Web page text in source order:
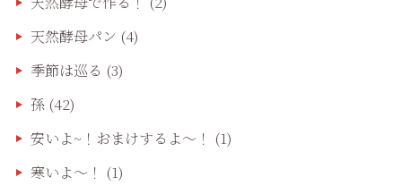
天然酵母パン (4)
季節は巡る (3)
孫(42)
安いよ~！おまけするよ～！ (1)
寒いよ～！ (1)